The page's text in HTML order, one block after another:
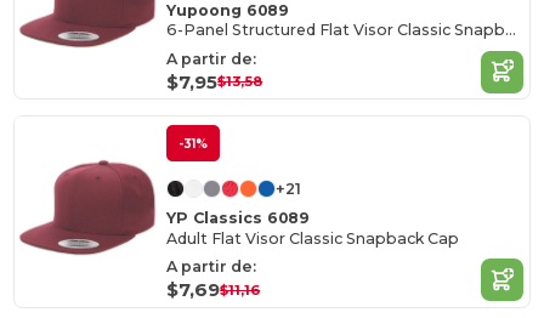
Yupoong 6089
6-Panel Structured Flat Visor Classic Snapback
A partir de:
$7,95$13,58
-31%
+21
YP Classics 6089
Adult Flat Visor Classic Snapback Cap
A partir de:
$7,69$11,16